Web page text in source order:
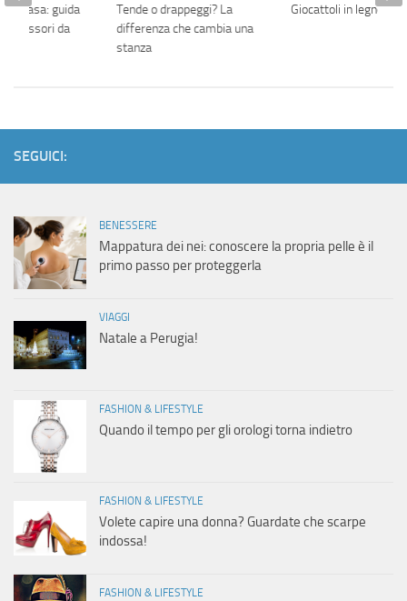
Tende o drappeggi? La
differenza che cambia una
stanza
Giocattoli in legno
casa: guida
accessori da
SEGUICI:
BENESSERE
Mappatura dei nei: conoscere la propria pelle è il
primo passo per proteggerla
VIAGGI
Natale a Perugia!
FASHION & LIFESTYLE
Quando il tempo per gli orologi torna indietro
FASHION & LIFESTYLE
Volete capire una donna? Guardate che scarpe
indossa!
FASHION & LIFESTYLE